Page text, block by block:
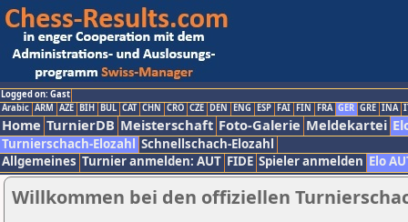
Logged on: Gast
Arabic ARM AZE BIH BUL CAT CHN CRO CZE DEN ENG ESP FAI FIN FRA GER GRE INA
Home TurnierDB Meisterschaft Foto-Galerie Meldekartei
Turnierschach-Elozahl Schnellschach-Elozahl
Allgemeines Turnier anmelden: AUT FIDE Spieler anmelden Elo
Willkommen bei den offiziellen